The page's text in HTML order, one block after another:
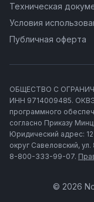
Техническая
Условия
Публичная оферта
ОБЩЕСТВО С
ИНН 9714009485.
программного
согласно Приказу
Юридический адрес:
округ Савеловский,
8-800-333-99-07.
© 2026